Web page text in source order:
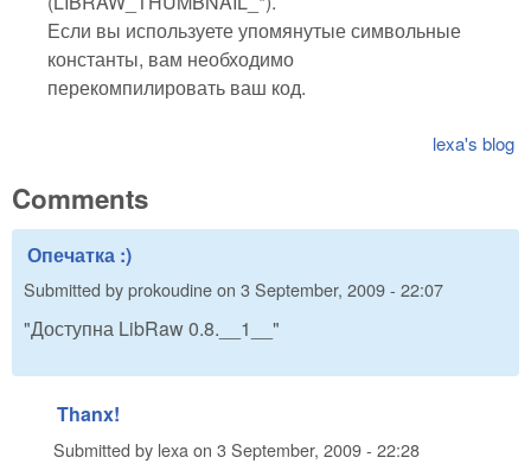
Если вы используете упомянутые символьные
константы, вам необходимо
перекомпилировать ваш код.
lexa's blog
Comments
Опечатка :)
Submitted byprokoudineon 3 September, 2009 - 22:07
"Доступна LibRaw 0.8.__1__"
Thanx!
Submitted by lexa on 3 September, 2009 - 22:28